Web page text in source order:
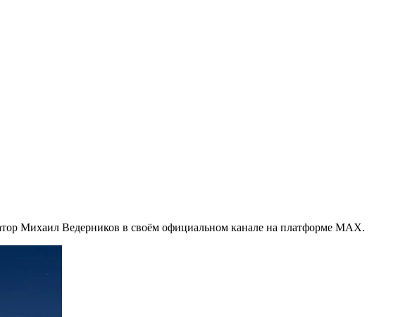
Михаил Ведерников в своём официальном канале на платформе MAX.